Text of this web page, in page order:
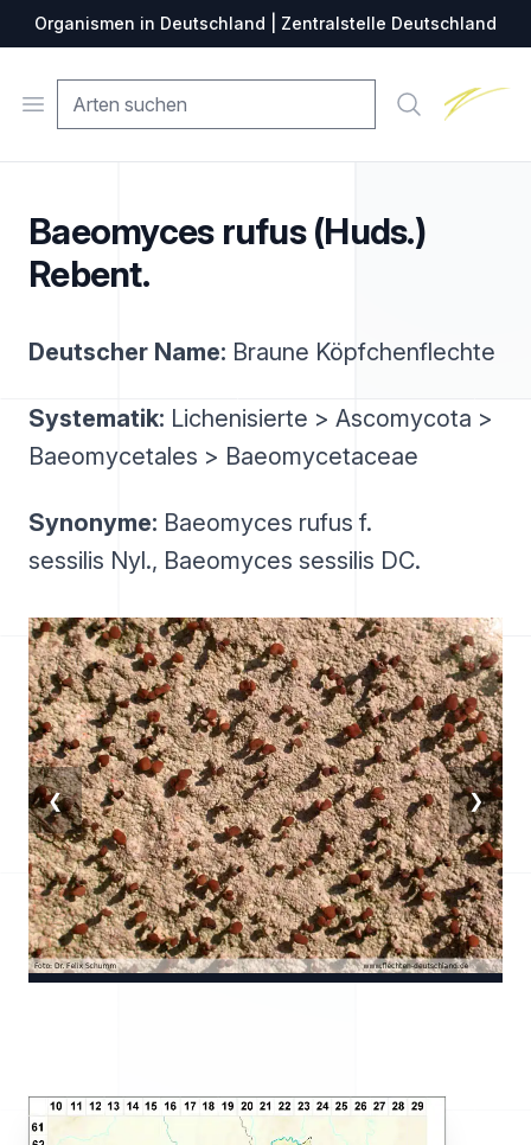
Organismen in Deutschland | Zentralstelle Deutschland
Open menu Suche
Baeomyces rufus (Huds.)
Rebent.
Deutscher Name: Braune Köpfchenflechte
Systematik: Lichenisierte > Ascomycota >
Baeomycetales > Baeomycetaceae
Synonyme: Baeomyces rufus f.
sessilis Nyl., Baeomyces sessilis DC.
❮ ❯